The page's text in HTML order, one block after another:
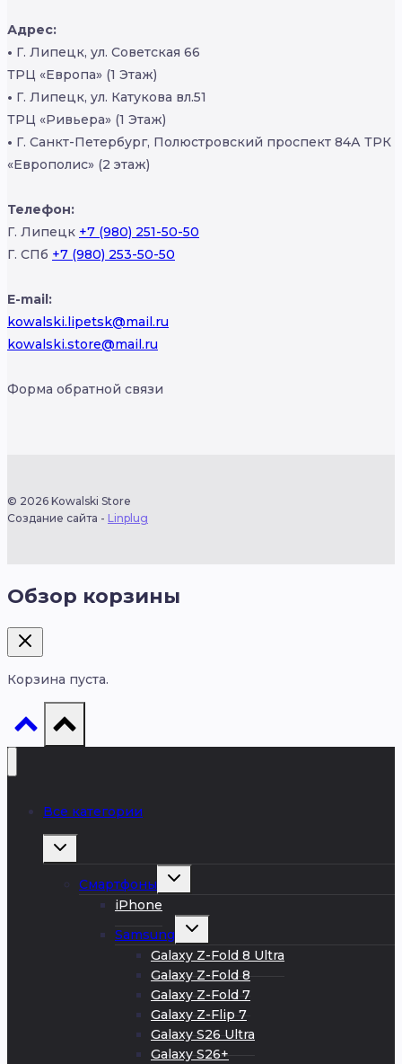
Адрес:
• Г. Липецк, ул. Советская 66
ТРЦ «Европа» (1 Этаж)
• Г. Липецк, ул. Катукова вл.51
ТРЦ «Ривьера» (1 Этаж)
• Г. Санкт-Петербург, Полюстровский проспект 84А ТРК
«Европолис» (2 этаж)
Телефон:
Г. Липецк +7 (980) 251-50-50
Г. СПб +7 (980) 253-50-50
E-mail:
kowalski.lipetsk@mail.ru
kowalski.store@mail.ru
Форма обратной связи
© 2026 Kowalski Store
Создание сайта - Linplug
Обзор корзины
Корзина пуста.
Все категории
Развернуть
Смартфоны
Развернуть
iPhone
Samsung
Развернуть
меню
Galaxy Z-Fold 8 Ultra
Galaxy Z-Fold 8
Galaxy Z-Fold 7
Galaxy Z-Flip 7
Galaxy S26 Ultra
Galaxy S26+